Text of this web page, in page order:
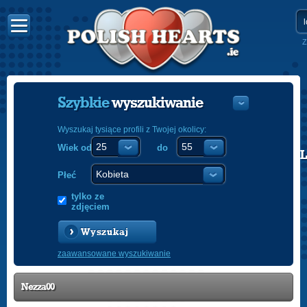
POLISH
Szybkiewyszukiwanie
Wyszukaj tysiące profili z Twojej okolicy:
Wiek od do
Płeć
tylko ze
zdjęciem
Wyszukaj
zaawansowane wyszukiwanie
Nezza00